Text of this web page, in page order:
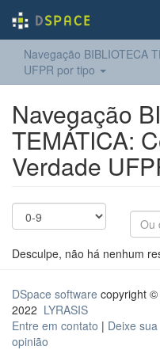
Navegação BIBLIOTECA
UFPR por tipo
Navegação
TEMÁTICA:
Verdade
Desculpe, não há nenhum
DSpace software copyright ©
2022 LYRASIS
Entre em contato | Deixe sua
opinião